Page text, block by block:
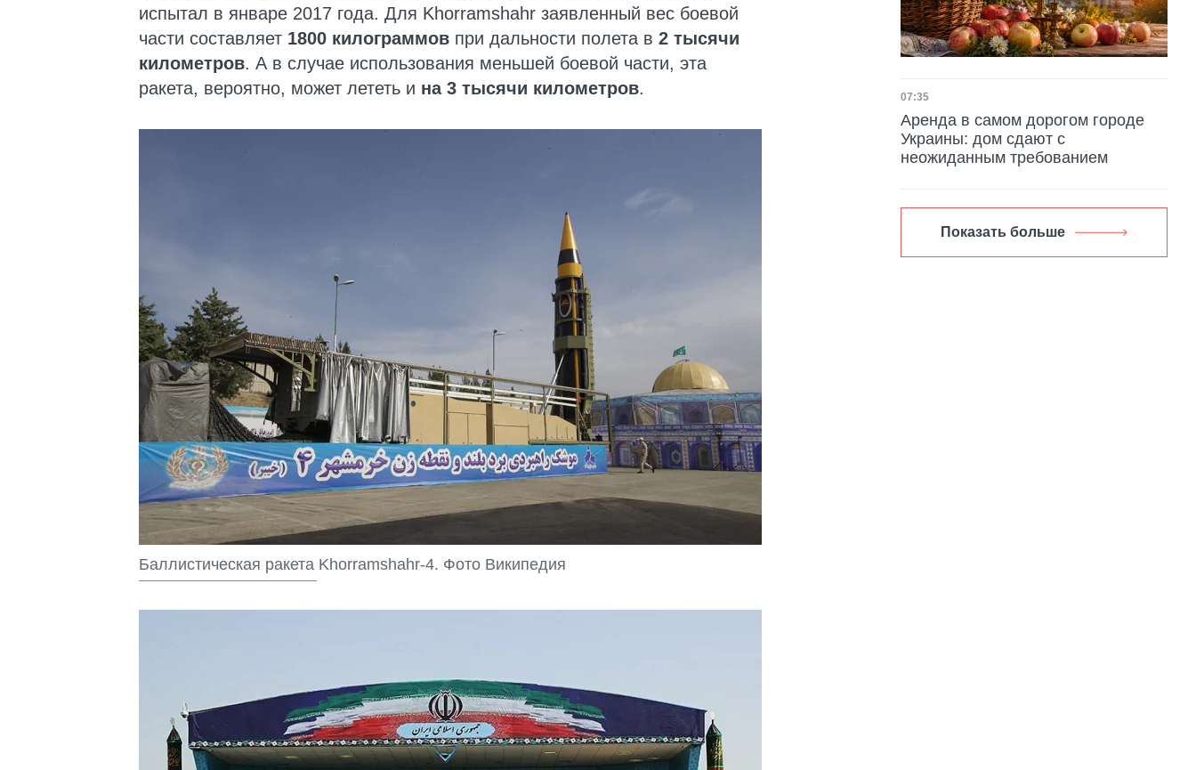
испытал в январе 2017 года. Для Khorramshahr заявленный вес боевой
части составляет 1800 килограммов при дальности полета в 2 тысячи
километров. А в случае использования меньшей боевой части, эта
ракета, вероятно, может лететь и на 3 тысячи километров.
Баллистическая ракета Khorramshahr-4. Фото Википедия
Дата публикации
07:35
Аренда в самом дорогом городе
Украины: дом сдают с
неожиданным требованием
Показать больше